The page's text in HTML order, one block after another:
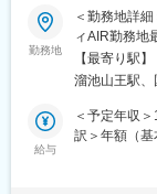
でご安心くだ
■教育体制
入社後2～3
多いですが
独り立ちは3
●資生堂、
●【全国フル
方◎
■Song部門に
顧客体験価
く“どうした
勤務地
＜勤務地詳
ィAIR勤務地
動喫煙対策
モートワーク
【最寄り駅】
溜池山王駅
給与
＜予定年収
訳＞年額（